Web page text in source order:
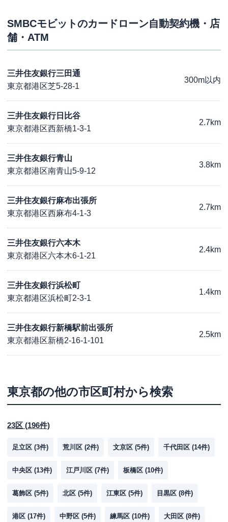
SMBCモビットのカードローン自動契約機・店
舗・ATM
三井住友銀行三田通
東京都港区芝5-28-1
300m以内
三井住友銀行日比谷
東京都港区西新橋1-3-1
2.7km
三井住友銀行青山
東京都港区南青山5-9-12
3.8km
三井住友銀行麻布出張所
東京都港区西麻布4-1-3
2.7km
三井住友銀行六本木
東京都港区六本木6-1-21
2.4km
三井住友銀行浜松町
東京都港区浜松町2-3-1
1.4km
三井住友銀行新橋駅前出張所
東京都港区新橋2-16-1-101
2.5km
東京都の他の市区町村から検索
23区 (196件)
足立区 (3件) 荒川区 (2件) 文京区 (5件) 千代田区 (14件)
中央区 (13件) 江戸川区 (7件) 板橋区 (10件)
葛飾区 (5件) 北区 (5件) 江東区 (5件) 目黒区 (8件)
港区 (17件) 中野区 (5件) 練馬区 (10件) 大田区 (8件)